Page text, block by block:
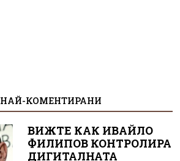
НАЙ-КОМЕНТИРАНИ
ВИЖТЕ КАК ИВАЙЛО
ФИЛИПОВ КОНТРОЛИРА
ДИГИТАЛНАТА